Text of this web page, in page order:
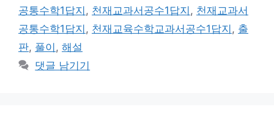
공통수학1답지 , 천재교과서공수1답지 , 천재교과서
공통수학1답지 , 천재교육수학교과서공수1답지 , 출
판, 풀이 , 해설
댓글 남기기